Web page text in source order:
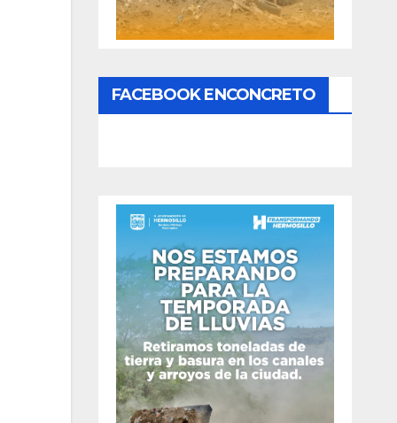
FACEBOOK ENCONCRETO